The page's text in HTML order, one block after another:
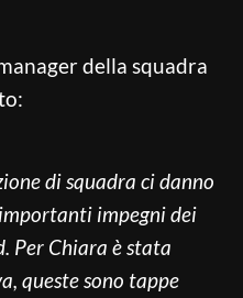
della squadra
di squadra ci danno
impegni dei
Per Chiara è stata
queste sono tappe